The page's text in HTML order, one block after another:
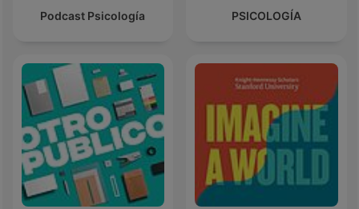
Podcast Psicología PSICOLOGÍA